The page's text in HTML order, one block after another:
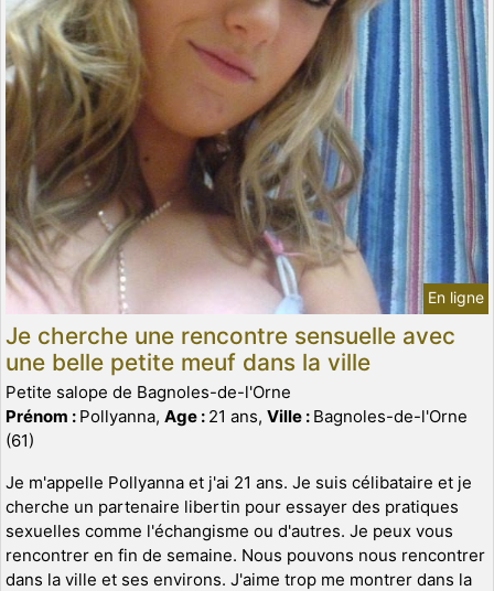
En ligne
Je cherche une rencontre sensuelle avec
une belle petite meuf dans la ville
Petite salope de Bagnoles-de-l'Orne
Prénom : Pollyanna, Age : 21 ans, Ville : Bagnoles-de-l'Orne
(61)
Je m'appelle Pollyanna et j'ai 21 ans. Je suis célibataire et je
cherche un partenaire libertin pour essayer des pratiques
sexuelles comme l'échangisme ou d'autres. Je peux vous
rencontrer en fin de semaine. Nous pouvons nous rencontrer
dans la ville et ses environs. J'aime trop me montrer dans la